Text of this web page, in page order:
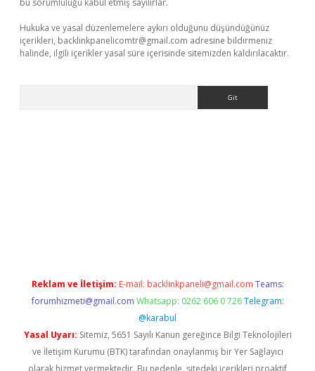
bu sorumluluğu kabul etmiş sayılırlar.
Hukuka ve yasal düzenlemelere aykırı olduğunu düşündüğünüz
içerikleri, backlinkpanelicomtr@gmail.com adresine bildirmeniz
halinde, ilgili içerikler yasal süre içerisinde sitemizden kaldırılacaktır.
Reklam ve İletişim: E-mail: backlinkpaneli@gmail.com Teams:
forumhizmeti@gmail.com Whatsapp: 0262 606 0 726 Telegram:
@karabul
Yasal Uyarı: Sitemiz, 5651 Sayılı Kanun gereğince Bilgi Teknolojileri
ve İletişim Kurumu (BTK) tarafından onaylanmış bir Yer Sağlayıcı
olarak hizmet vermektedir. Bu nedenle, sitedeki içerikleri proaktif